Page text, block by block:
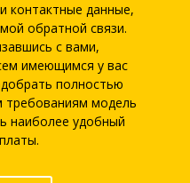
контактные данные,
обратной связи.
с вами,
имеющимся у вас
полностью
модель
наиболее удобный